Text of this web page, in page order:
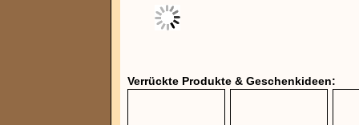
Verrückte Produkte & Geschenkideen: